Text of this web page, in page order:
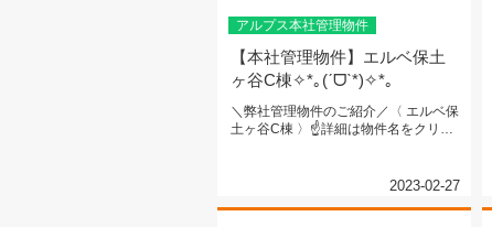
アルプス本社管理物件
【本社管理物件】エルベ保土
ヶ谷C棟✧*｡(ˊᗜˋ*)✧*｡
＼弊社管理物件のご紹介／〈 エルベ保
土ヶ谷C棟 〉☝詳細は物件名をクリッ
2023-02-27